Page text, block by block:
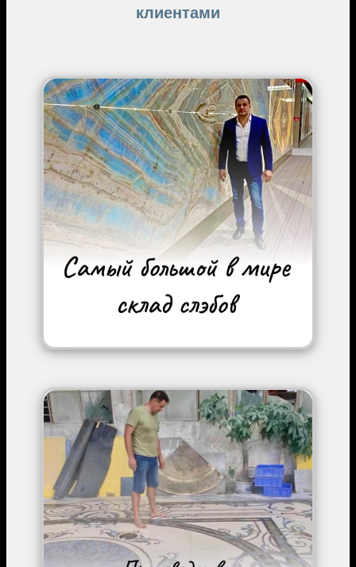
клиентами
Image
Image